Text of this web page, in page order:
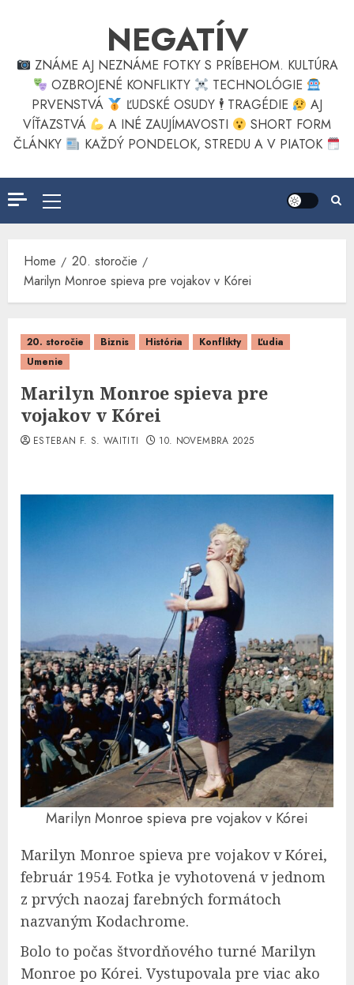
NEGATÍV
ZNÁME AJ NEZNÁME FOTKY S PRÍBEHOM. KULTÚRA
OZBROJENÉ KONFLIKTY
TECHNOLÓGIE
PRVENSTVÁ
ĽUDSKÉ OSUDY 🕴TRAGÉDIE
AJ
VÍŤAZSTVÁ
A INÉ ZAUJÍMAVOSTI
SHORT FORM
ČLÁNKY
KAŽDÝ PONDELOK, STREDU A V PIATOK
Primary
Menu
Home
20. storočie
Marilyn Monroe spieva pre vojakov v Kórei
20. storočie Biznis História Konflikty
Ľudia
Umenie
Marilyn Monroe spieva pre
vojakov v Kórei
ESTEBAN F. S. WAITITI 10. NOVEMBRA 2025
Marilyn Monroe spieva pre vojakov v Kórei
Marilyn Monroe spieva pre vojakov v Kórei,
február 1954. Fotka je vyhotovená v jednom
z prvých naozaj farebných formátoch
nazvaným Kodachrome.
Bolo to počas štvordňového turné Marilyn
Monroe po Kórei. Vystupovala pre viac ako